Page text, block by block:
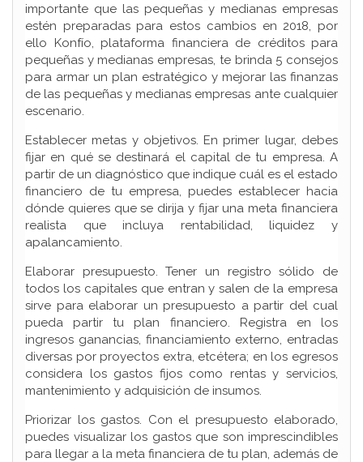
importante que las pequeñas y medianas empresas
estén preparadas para estos cambios en 2018, por
ello Konfío, plataforma financiera de créditos para
pequeñas y medianas empresas, te brinda 5 consejos
para armar un plan estratégico y mejorar las finanzas
de las pequeñas y medianas empresas ante cualquier
escenario.
Establecer metas y objetivos. En primer lugar, debes
fijar en qué se destinará el capital de tu empresa. A
partir de un diagnóstico que indique cuál es el estado
financiero de tu empresa, puedes establecer hacia
dónde quieres que se dirija y fijar una meta financiera
realista que incluya rentabilidad, liquidez y
apalancamiento.
Elaborar presupuesto. Tener un registro sólido de
todos los capitales que entran y salen de la empresa
sirve para elaborar un presupuesto a partir del cual
pueda partir tu plan financiero. Registra en los
ingresos ganancias, financiamiento externo, entradas
diversas por proyectos extra, etcétera; en los egresos
considera los gastos fijos como rentas y servicios,
mantenimiento y adquisición de insumos.
Priorizar los gastos. Con el presupuesto elaborado,
puedes visualizar los gastos que son imprescindibles
para llegar a la meta financiera de tu plan, además de